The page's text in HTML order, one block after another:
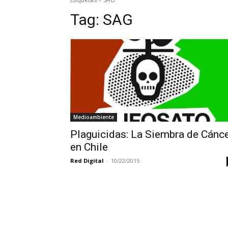
Tag: SAG
Medioambiente
Plaguicidas: La Siembra de
en Chile
Red Digital - 10/22/2015